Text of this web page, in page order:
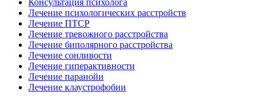
Консультация психолога
Лечение психологических расстройств
Лечение ПТСР
Лечение тревожного расстройства
Лечение биполярного расстройства
Лечение сонливости
Лечение гиперактивности
Лечение паранойи
Лечение клаустрофобии